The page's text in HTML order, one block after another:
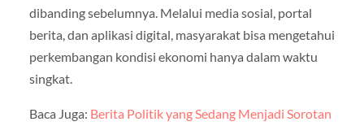
dibanding sebelumnya. Melalui media sosial, portal
berita, dan aplikasi digital, masyarakat bisa mengetahui
perkembangan kondisi ekonomi hanya dalam waktu
singkat.
Baca Juga: Berita Politik yang Sedang Menjadi Sorotan